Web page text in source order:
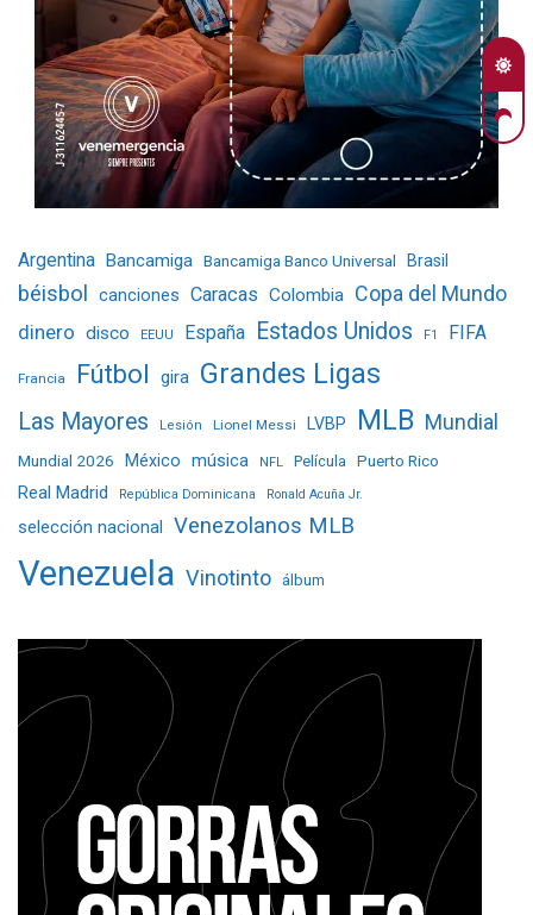
Argentina Bancamiga Bancamiga Banco Universal Brasil
béisbol canciones Caracas Colombia Copa del Mundo
dinero disco EEUU España Estados Unidos F1 FIFA
Francia Fútbol gira Grandes Ligas
Las Mayores Lesión Lionel Messi LVBP MLB Mundial
Mundial 2026 México música NFL Película Puerto Rico
Real Madrid República Dominicana Ronald Acuña Jr.
selección nacional Venezolanos MLB
Venezuela Vinotinto álbum